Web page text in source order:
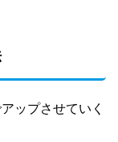
ップさせていく